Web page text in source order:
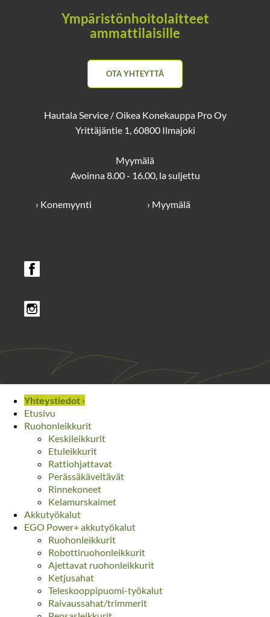
Ympäristönhoitolaitteet
ammattilaisille
OTA YHTEYTTÄ
Hautala Service / Oikea Konekauppa Pro Oy
Yrittäjäntie 1, 60800 Ilmajoki
Myymälä
Avoinna 8.00 - 16.00, la suljettu
› Konemyynti › Myymälä
Yhteystiedot ›
Etusivu
Ruohonleikkurit
Keskileikkurit
Etuleikkurit
Rattiohjattavat
Perässäkäveltävät
Rinnekoneet
Kelamurskaimet
Akkutyökalut
EGO Power+ akkutyökalut
Ruohonleikkurit
Robottiruohonleikkurit
Ajettavat ruohonleikkurit
Ketjusahat
Teleskooppipuomi-työkalut
Raivaussahat/trimmerit